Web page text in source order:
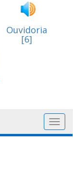
Ouvidoria
[6]